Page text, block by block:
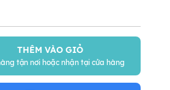
THÊM VÀO GIỎ
tận nơi hoặc nhận tại cửa hàng